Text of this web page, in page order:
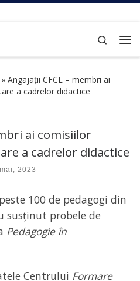
Search
» Angajații CFCL – membri ai
a cadrelor didactice
ai comisiilor
a cadrelor didactice
2023
100 de pedagogi din
susținut probele de
Pedagogie în
Centrului Formare